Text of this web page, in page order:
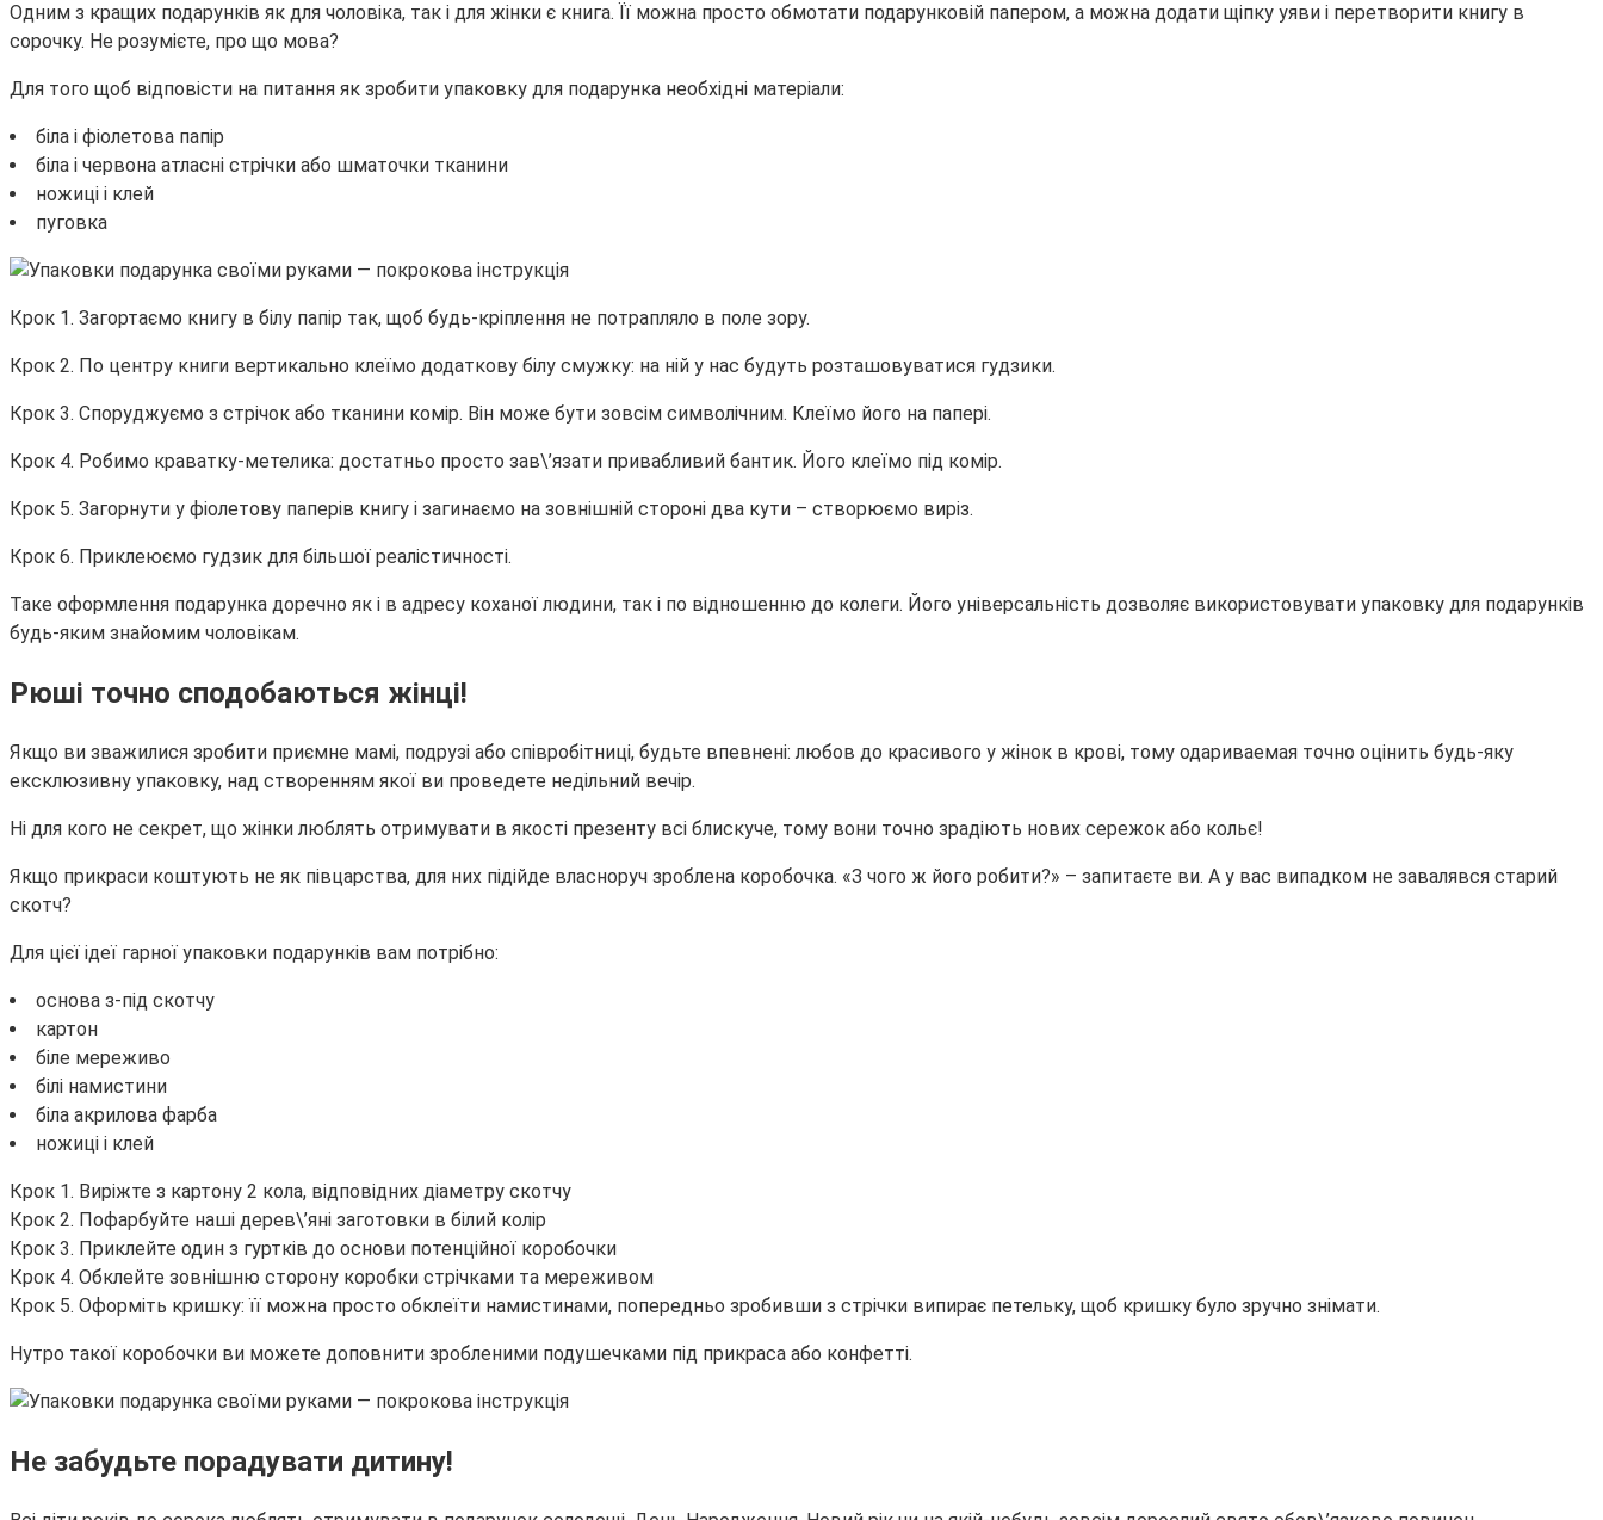
Одним з кращих подарунків як для чоловіка, так і для жінки є книга. Її можна просто обмотати подарунковій папером, а можна додати щіпку уяви і перетворити книгу в
сорочку. Не розумієте, про що мова?
Для того щоб відповісти на питання як зробити упаковку для подарунка необхідні матеріали:
біла і фіолетова папір
біла і червона атласні стрічки або шматочки тканини
ножиці і клей
пуговка
Крок 1. Загортаємо книгу в білу папір так, щоб будь-кріплення не потрапляло в поле зору.
Крок 2. По центру книги вертикально клеїмо додаткову білу смужку: на ній у нас будуть розташовуватися гудзики.
Крок 3. Споруджуємо з стрічок або тканини комір. Він може бути зовсім символічним. Клеїмо його на папері.
Крок 4. Робимо краватку-метелика: достатньо просто зав\’язати привабливий бантик. Його клеїмо під комір.
Крок 5. Загорнути у фіолетову паперів книгу і загинаємо на зовнішній стороні два кути – створюємо виріз.
Крок 6. Приклеюємо гудзик для більшої реалістичності.
Таке оформлення подарунка доречно як і в адресу коханої людини, так і по відношенню до колеги. Його універсальність дозволяє використовувати упаковку для подарунків
будь-яким знайомим чоловікам.
Рюші точно сподобаються жінці!
Якщо ви зважилися зробити приємне мамі, подрузі або співробітниці, будьте впевнені: любов до красивого у жінок в крові, тому одариваемая точно оцінить будь-яку
ексклюзивну упаковку, над створенням якої ви проведете недільний вечір.
Ні для кого не секрет, що жінки люблять отримувати в якості презенту всі блискуче, тому вони точно зрадіють нових сережок або кольє!
Якщо прикраси коштують не як півцарства, для них підійде власноруч зроблена коробочка. «З чого ж його робити?» – запитаєте ви. А у вас випадком не завалявся старий
скотч?
Для цієї ідеї гарної упаковки подарунків вам потрібно:
основа з-під скотчу
картон
біле мереживо
білі намистини
біла акрилова фарба
ножиці і клей
Крок 1. Виріжте з картону 2 кола, відповідних діаметру скотчу
Крок 2. Пофарбуйте наші дерев\’яні заготовки в білий колір
Крок 3. Приклейте один з гуртків до основи потенційної коробочки
Крок 4. Обклейте зовнішню сторону коробки стрічками та мереживом
Крок 5. Оформіть кришку: її можна просто обклеїти намистинами, попередньо зробивши з стрічки випирає петельку, щоб кришку було зручно знімати.
Нутро такої коробочки ви можете доповнити зробленими подушечками під прикраса або конфетті.
Не забудьте порадувати дитину!